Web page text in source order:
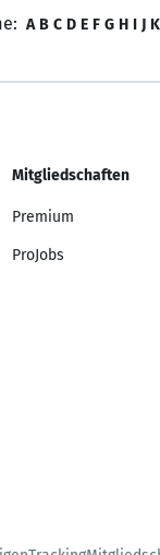
A B C D E F G H I J K
Mitgliedschaften
Premium
ProJobs